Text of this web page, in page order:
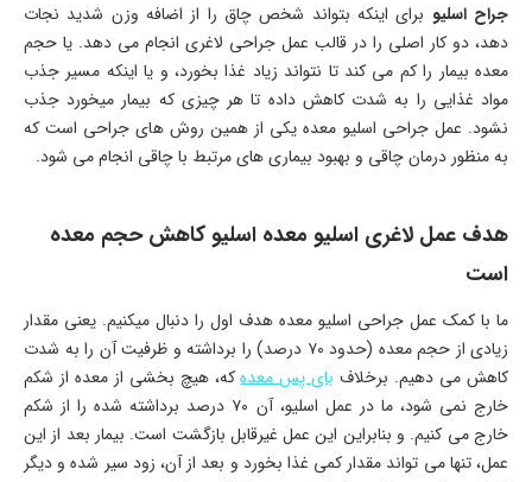
جراح اسلیو برای اینکه بتواند شخص چاق را از اضافه وزن شدید نجات
دهد، دو کار اصلی را در قالب عمل جراحی لاغری انجام می دهد. یا حجم
معده بیمار را کم می کند تا نتواند زیاد غذا بخورد، و یا اینکه مسیر جذب
مواد غذایی را به شدت کاهش داده تا هر چیزی که بیمار میخورد جذب
نشود. عمل جراحی اسلیو معده یکی از همین روش های جراحی است که
به منظور درمان چاقی و بهبود بیماری های مرتبط با چاقی انجام می شود.
هدف عمل لاغری اسلیو معده اسلیو کاهش حجم معده
است
ما با کمک عمل جراحی اسلیو معده هدف اول را دنبال میکنیم. یعنی مقدار
زیادی از حجم معده (حدود ۷۰ درصد) را برداشته و ظرفیت آن را به شدت
کاهش می دهیم. برخلافبای پس معدهکه، هیچ بخشی از معده از شکم
خارج نمی شود، ما در عمل اسلیو، آن ۷۰ درصد برداشته شده را از شکم
خارج می کنیم. و بنابراین این عمل غیرقابل بازگشت است. بیمار بعد از این
عمل، تنها می تواند مقدار کمی غذا بخورد و بعد از آن، زود سیر شده و دیگر